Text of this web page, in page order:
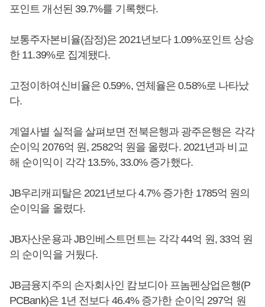
포인트 개선된 39.7%를 기록했다.
보통주자본비율(잠정)은 2021년보다 1.09%포인트 상승
한 11.39%로 집계됐다.
고정이하여신비율은 0.59%, 연체율은 0.58%로 나타났
다.
계열사별 실적을 살펴보면 전북은행과 광주은행은 각각
순이익 2076억 원, 2582억 원을 올렸다. 2021년과 비교
해 순이익이 각각 13.5%, 33.0% 증가했다.
JB우리캐피탈은 2021년보다 4.7% 증가한 1785억 원의
순이익을 올렸다.
JB자산운용과 JB인베스트먼트는 각각 44억 원, 33억 원
의 순이익을 거뒀다.
JB금융지주의 손자회사인 캄보디아 프놈펜상업은행(P
PCBank)은 1년 전보다 46.4% 증가한 순이익 297억 원